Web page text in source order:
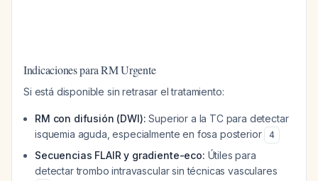
Indicaciones para RM Urgente
Si está disponible sin retrasar el tratamiento:
RM con difusión (DWI): Superior a la TC para detectar
isquemia aguda, especialmente en fosa posterior
4
Secuencias FLAIR y gradiente-eco: Útiles para
detectar trombo intravascular sin técnicas vasculares